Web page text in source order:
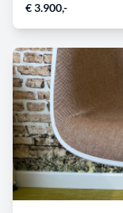
€ 3.900,-